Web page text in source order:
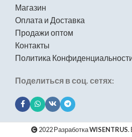
Магазин
Оплата и Доставка
Продажи оптом
Контакты
Политика
Поделиться в соц. сетях:
2022 РазработкаWISENTRUS.